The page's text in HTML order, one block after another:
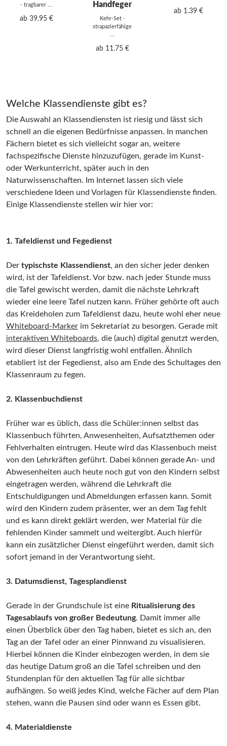
- tragbarer ...
ab 39.95 €
Handfeger
Kehr-Set -
strapazierfähige
ab 11.75 €
ab 1.39 €
Welche Klassendienste gibt es?
Die Auswahl an Klassendiensten ist riesig und lässt sich
schnell an die eigenen Bedürfnisse anpassen. In manchen
Fächern bietet es sich vielleicht sogar an, weitere
fachspezifische Dienste hinzuzufügen, gerade im Kunst-
oder Werkunterricht, später auch in den
Naturwissenschaften. Im Internet lassen sich viele
verschiedene Ideen und Vorlagen für Klassendienste finden.
Einige Klassendienste stellen wir hier vor:
1. Tafeldienst und Fegedienst
Der typischste Klassendienst, an den sicher jeder denken
wird, ist der Tafeldienst. Vor bzw. nach jeder Stunde muss
die Tafel gewischt werden, damit die nächste Lehrkraft
wieder eine leere Tafel nutzen kann. Früher gehörte oft auch
das Kreideholen zum Tafeldienst dazu, heute wohl eher neue
Whiteboard-Marker im Sekretariat zu besorgen. Gerade mit
interaktiven Whiteboards, die (auch) digital genutzt werden,
wird dieser Dienst langfristig wohl entfallen. Ähnlich
etabliert ist der Fegedienst, also am Ende des Schultages den
Klassenraum zu fegen.
2. Klassenbuchdienst
Früher war es üblich, dass die Schüler:innen selbst das
Klassenbuch führten, Anwesenheiten, Aufsatzthemen oder
Fehlverhalten eintrugen. Heute wird das Klassenbuch meist
von den Lehrkräften geführt. Dabei können gerade An- und
Abwesenheiten auch heute noch gut von den Kindern selbst
eingetragen werden, während die Lehrkraft die
Entschuldigungen und Abmeldungen erfassen kann. Somit
wird den Kindern zudem präsenter, wer an dem Tag fehlt
und es kann direkt geklärt werden, wer Material für die
fehlenden Kinder sammelt und weitergibt. Auch hierfür
kann ein zusätzlicher Dienst eingeführt werden, damit sich
sofort jemand in der Verantwortung sieht.
3. Datumsdienst, Tagesplandienst
Gerade in der Grundschule ist eine Ritualisierung des
Tagesablaufs von großer Bedeutung. Damit immer alle
einen Überblick über den Tag haben, bietet es sich an, den
Tag an der Tafel oder an einer Pinnwand zu visualisieren.
Hierbei können die Kinder einbezogen werden, in dem sie
das heutige Datum groß an die Tafel schreiben und den
Stundenplan für den aktuellen Tag für alle sichtbar
aufhängen. So weiß jedes Kind, welche Fächer auf dem Plan
stehen, wann die Pausen sind oder wann es Essen gibt.
4. Materialdienste